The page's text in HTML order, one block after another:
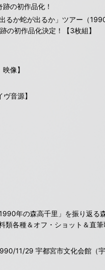
の初作品化！
るか蛇が出るか」ツアー（
の初作品化決定！【3枚組】
像】
音源】
年の森高千里」を振り返る
各種＆オフ・ショット＆直筆
11/29 宇都宮市文化会館（